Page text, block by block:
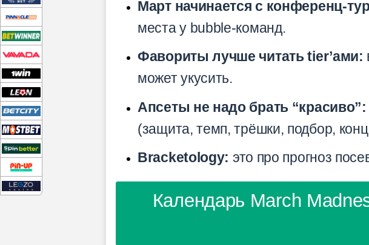
Март начинается с конференц-
места у bubble-команд.
Фавориты лучше читать tier’ами:
может укусить.
Апсеты не надо брать “красиво”:
(защита, темп, трёшки, подбор,
Bracketology: это про прогноз
Календарь March